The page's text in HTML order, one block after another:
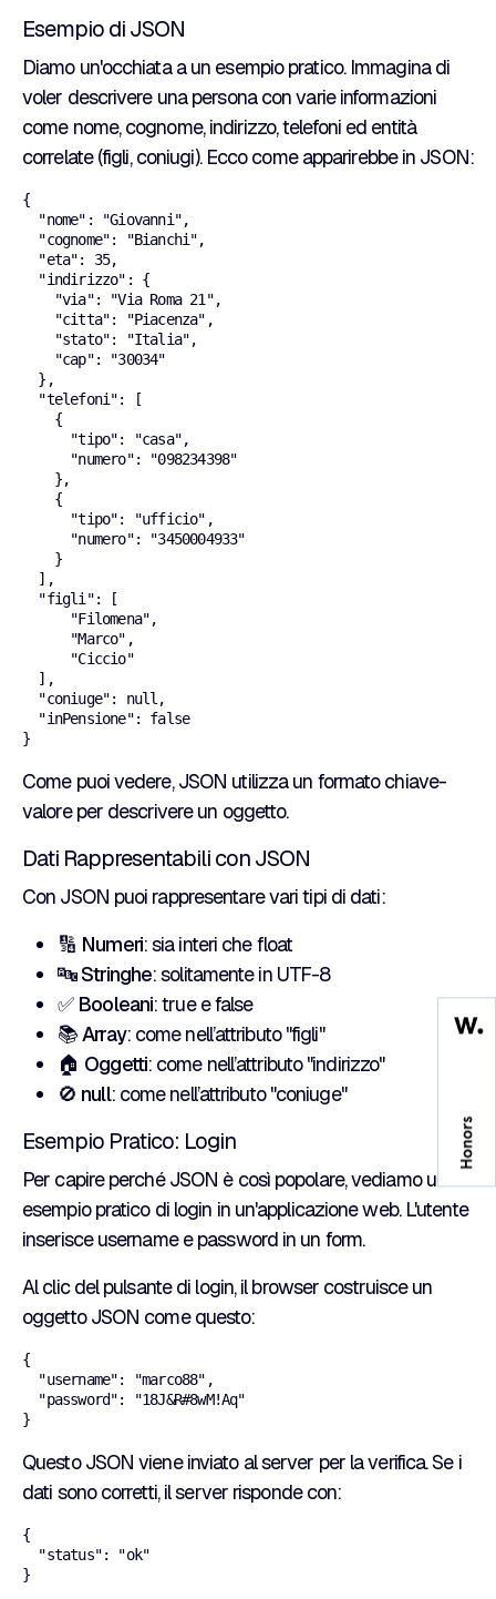
Esempio di JSON
Diamo un'occhiata a un esempio pratico. Immagina di
voler descrivere una persona con varie informazioni
come nome, cognome, indirizzo, telefoni ed entità
correlate (figli, coniugi). Ecco come apparirebbe in JSON:
{
  "nome": "Giovanni",
  "cognome": "Bianchi",
  "eta": 35,
  "indirizzo": {
    "via": "Via Roma 21",
    "citta": "Piacenza",
    "stato": "Italia",
    "cap": "30034"
  },
  "telefoni": [
    {
      "tipo": "casa",
      "numero": "098234398"
    },
    {
      "tipo": "ufficio",
      "numero": "3450004933"
    }
  ],
  "figli": [
      "Filomena",
      "Marco",
      "Ciccio"
  ],
  "coniuge": null,
  "inPensione": false
Come puoi vedere, JSON utilizza un formato chiave-
valore per descrivere un oggetto.
Dati Rappresentabili con JSON
Con JSON puoi rappresentare vari tipi di dati:
🔢 Numeri: sia interi che float
🔤Stringhe: solitamente in UTF-8
✅ Booleani: true e false
📚Array: come nell’attributo "figli"
🏠 Oggetti: come nell’attributo "indirizzo"
🚫 null: come nell’attributo "coniuge"
Esempio Pratico: Login
Per capire perché JSON è così popolare, vediamo un
esempio pratico di login in un'applicazione web. L'utente
inserisce username e password in un form.
Al clic del pulsante di login, il browser costruisce un
oggetto JSON come questo:
{
  "username": "marco88",
  "password": "18J&R#8wM!Aq"
Questo JSON viene inviato al server per la verifica. Se i
dati sono corretti, il server risponde con:
{
  "status": "ok"